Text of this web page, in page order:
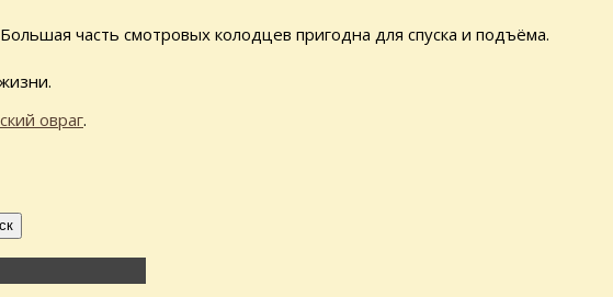
часть смотровых колодцев пригодна для спуска и подъёма.
овраг.